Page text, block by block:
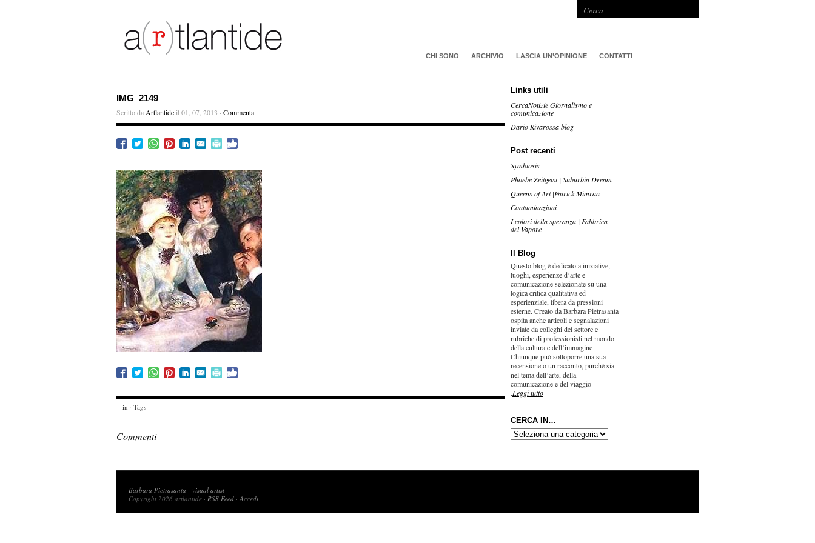
CHI SONO ARCHIVIO LASCIA UN’OPINIONE CONTATTI
IMG_2149
Scritto da Artlantideil 01, 07, 2013 · Commenta
in · Tags
Commenti
Links utili
CercaNotizie Giornalismo e
comunicazione
Dario Rivarossa blog
Post recenti
Symbiosis
Phoebe Zeitgeist | Suburbia Dream
Queens of Art |Patrick Mimran
Contaminazioni
I colori della speranza | Fabbrica
del Vapore
Il Blog
Questo blog è dedicato a iniziative,
luoghi, esperienze d’arte e
comunicazione selezionate su una
logica critica qualitativa ed
esperienziale, libera da pressioni
esterne. Creato da Barbara Pietrasanta
ospita anche articoli e segnalazioni
inviate da colleghi del settore e
rubriche di professionisti nel mondo
della cultura e dell’immagine .
Chiunque può sottoporre una sua
recensione o un racconto, purchè sia
nel tema dell’arte, della
comunicazione e del viaggio
.Leggi tutto
CERCA IN…
CERCA
IN…
Barbara Pietrasanta - visual artist
Copyright 2026 artlantide · RSS Feed ·Accedi